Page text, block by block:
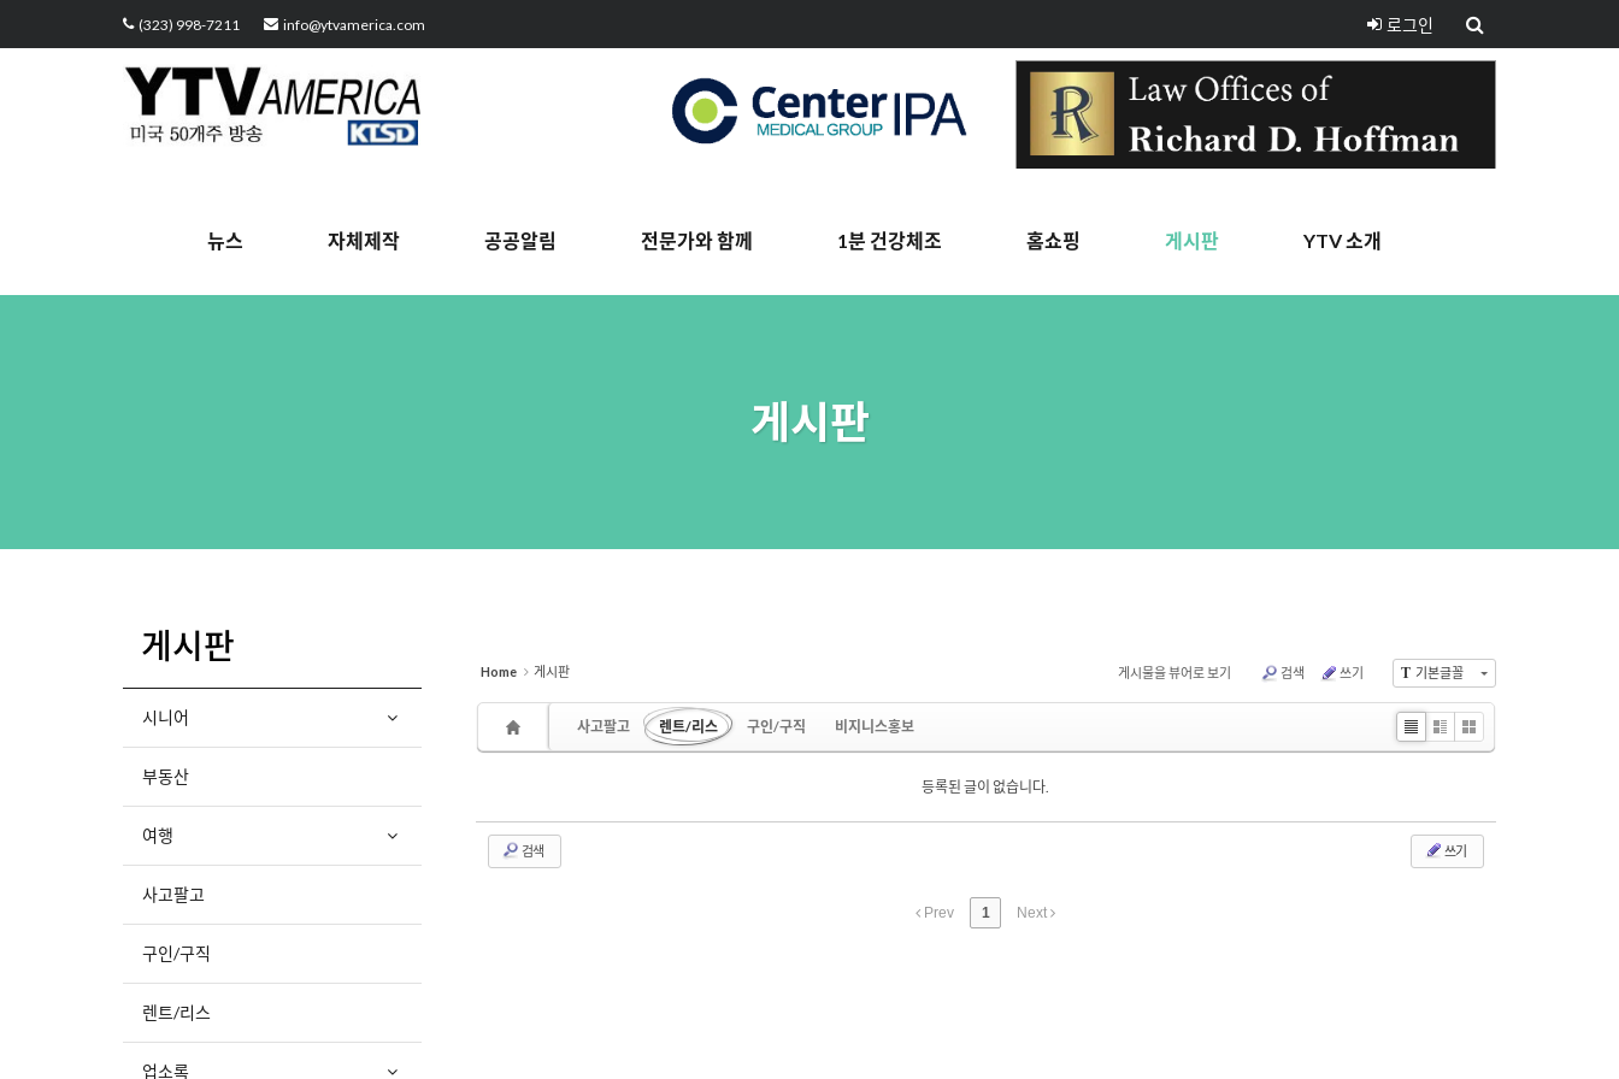
(323) 998-7211 info@ytvamerica.com 로그인
뉴스 자체제작 공공알림 전문가와 함께 1분 건강체조 홈쇼핑 게시판 YTV 소개
게시판
게시판
시니어
부동산
여행
사고팔고
구인/구직
렌트/리스
업소록
Home 게시판 T 기본글꼴
게시물을 뷰어로 보기 검색 쓰기
사고팔고 렌트/리스 구인/구직
비지니스홍보
Li
Zi
G
등록된 글이 없습니다.
검색 쓰기
Prev 1 Next